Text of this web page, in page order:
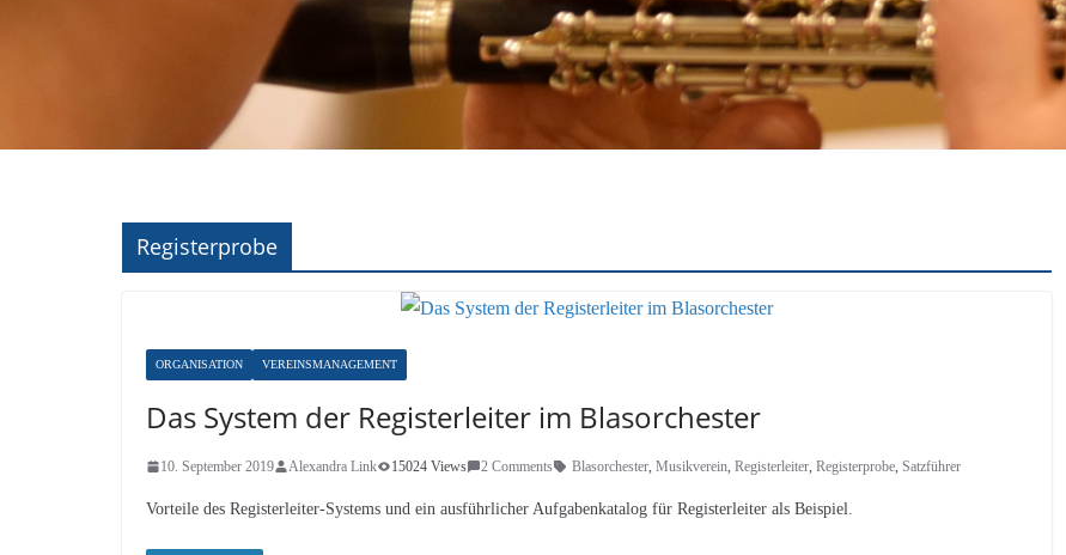
Registerprobe
ORGANISATION VEREINSMANAGEMENT
Das System der Registerleiter im Blasorchester
10. September 2019 Alexandra Link 15024 Views 2 Comments Blasorchester Musikverein Registerleiter Registerprobe Satzführer
Vorteile des Registerleiter-Systems und ein ausführlicher Aufgabenkatalog für Registerleiter als Beispiel.